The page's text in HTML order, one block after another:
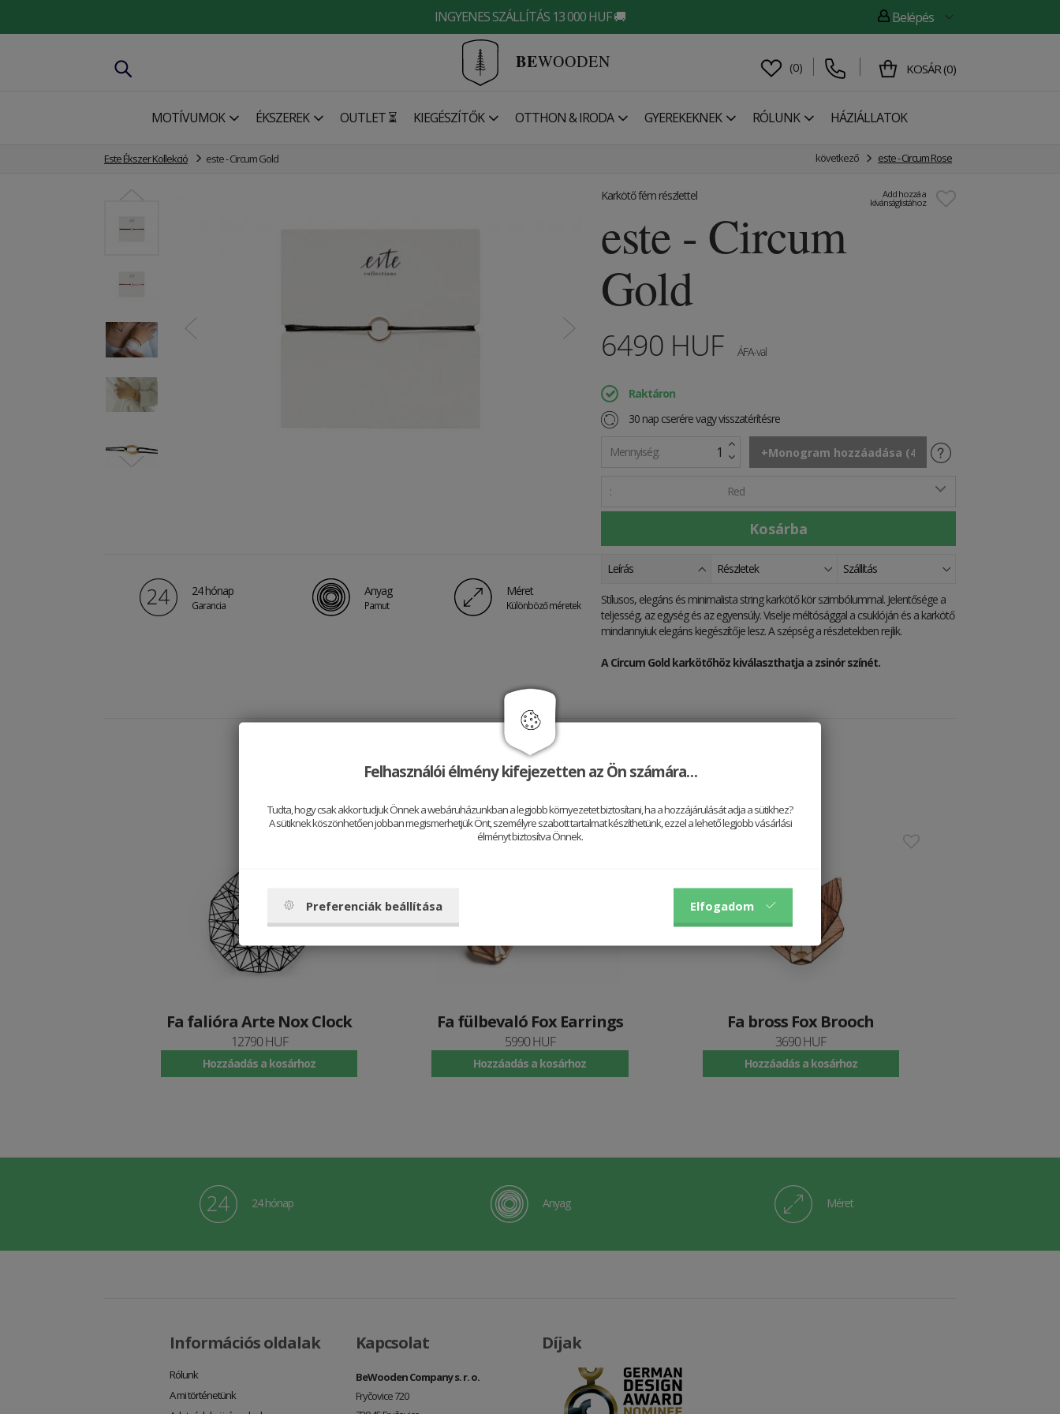
INGYENES SZÁLLÍTÁS 13 000 HUF 🚚 Belépés
BEWOODEN (0) KOSÁR(0)
MOTÍVUMOK ÉKSZEREK OUTLET ⏳ KIEGÉSZÍTŐK OTTHON & IRODA GYEREKEKNEK RÓLUNK HÁZIÁLLATOK
Este Ékszer Kollekció este - Circum Gold következő este - Circum Rose
Add hozzá a
kívánságlistához
Karkötő fém részlettel
este - Circum
Gold
6490 HUF ÁFA-val
Raktáron
30 nap cserére vagy visszatérítésre
Mennyiség:
: Red
24 hónap
Garancia
Anyag
Pamut
Méret
Különböző méretek
Leírás Részletek Szállítás
Stílusos, elegáns és minimalista string karkötő kör szimbólummal. Jelentősége a
teljesség, az egység és az egyensúly. Viselje méltósággal a csuklóján és a karkötő
mindannyiuk elegáns kiegészítője lesz. A szépség a részletekben rejlik.
A Circum Gold karkötőhöz kiválaszthatja a zsinór színét.
Jól néz ki vele
Fa falióra Arte Nox Clock
12790 HUF
Hozzáadás a kosárhoz
Fa fülbevaló Fox Earrings
5990 HUF
Hozzáadás a kosárhoz
Fa bross Fox Brooch
3690 HUF
Hozzáadás a kosárhoz
24 hónap Anyag Méret
Információs oldalak
Rólunk
A mi történetünk
Kapcsolat
BeWooden Company s. r. o.
Fryčovice 720
Díjak
Felhasználói élmény kifejezetten az Ön számára…
Tudta, hogy csak akkor tudjuk Önnek a webáruházunkban a legjobb környezetet biztosítani, ha a hozzájárulását adja a sütikhez?
A sütiknek köszönhetően jobban megismerhetjük Önt, személyre szabott tartalmat készíthetünk, ezzel a lehető legjobb vásárlási
élményt biztosítva Önnek.
Preferenciák beállítása Elfogadom